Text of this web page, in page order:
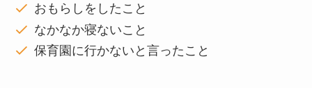
おもらしをしたこと
なかなか寝ないこと
保育園に行かないと言ったこと